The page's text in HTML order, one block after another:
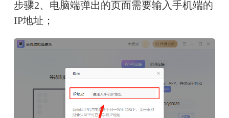
步骤2、电脑端弹出的页面需要输入手机端的
IP地址；